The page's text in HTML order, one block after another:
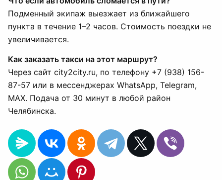
Подменный экипаж выезжает из ближайшего
пункта в течение 1–2 часов. Стоимость поездки не
увеличивается.
Как заказать такси на этот маршрут?
Через сайт city2city.ru, по телефону +7 (938) 156-
87-57 или в мессенджерах WhatsApp, Telegram,
MAX. Подача от 30 минут в любой район
Челябинска.